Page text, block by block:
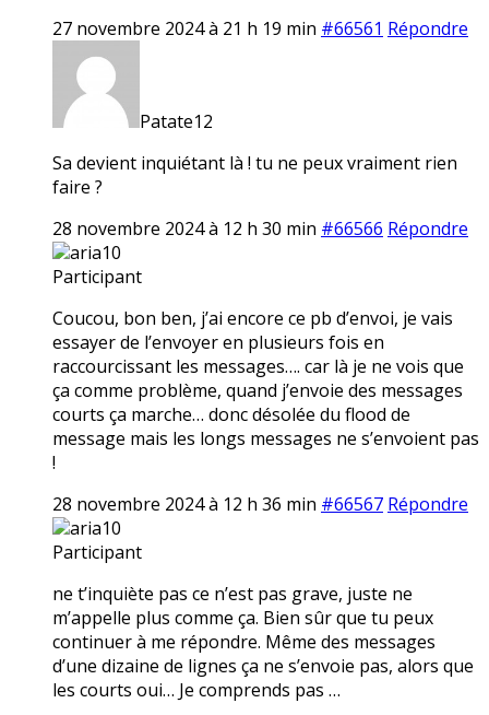
27 novembre 2024 à 21 h 19 min #66561 Répondre
Patate12
Sa devient inquiétant là ! tu ne peux vraiment rien
faire ?
28 novembre 2024 à 12 h 30 min #66566 Répondre
aria10
Participant
Coucou, bon ben, j’ai encore ce pb d’envoi, je vais
essayer de l’envoyer en plusieurs fois en
raccourcissant les messages…. car là je ne vois que
ça comme problème, quand j’envoie des messages
courts ça marche… donc désolée du flood de
message mais les longs messages ne s’envoient pas
!
28 novembre 2024 à 12 h 36 min #66567 Répondre
aria10
Participant
ne t’inquiète pas ce n’est pas grave, juste ne
m’appelle plus comme ça. Bien sûr que tu peux
continuer à me répondre. Même des messages
d’une dizaine de lignes ça ne s’envoie pas, alors que
les courts oui… Je comprends pas …